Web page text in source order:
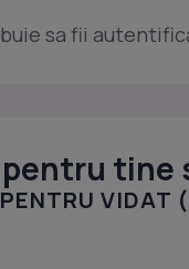
sa fii
tine
VIDAT